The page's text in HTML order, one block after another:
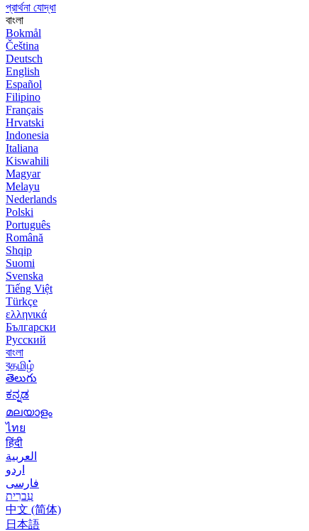
প্রার্থনা যোদ্ধা
বাংলা
Bokmål
Čeština
Deutsch
English
Español
Filipino
Français
Hrvatski
Indonesia
Italiana
Kiswahili
Magyar
Melayu
Nederlands
Polski
Português
Română
Shqip
Suomi
Svenska
Tiếng Việt
Türkçe
ελληνικά
Български
Русский
বাংলা
বதமிழ்
తెలుగు
ಕನ್ನಡ
മലയാളം
ไทย
हिंदी
العربية
اردو
فارسی
עִברִית
中文 (简体)
日本語